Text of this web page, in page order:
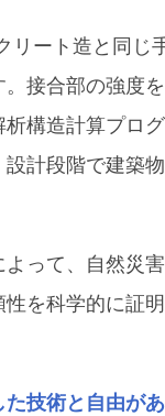
リート造と同じ
接合部の強度
構造計算プロ
計段階で建築
って、自然災
を科学的に証
技術と自由が